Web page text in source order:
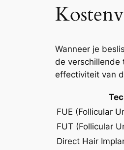
Wanneer je
de verschillende
effectiviteit van
FUE (Follicular
FUT (Follicular
Direct Hair